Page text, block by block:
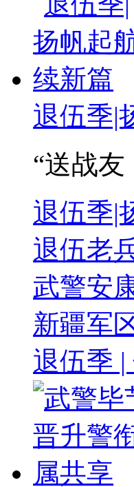
退伍季|
“送战
退伍季|
退伍老
武警安
新疆军
退伍季